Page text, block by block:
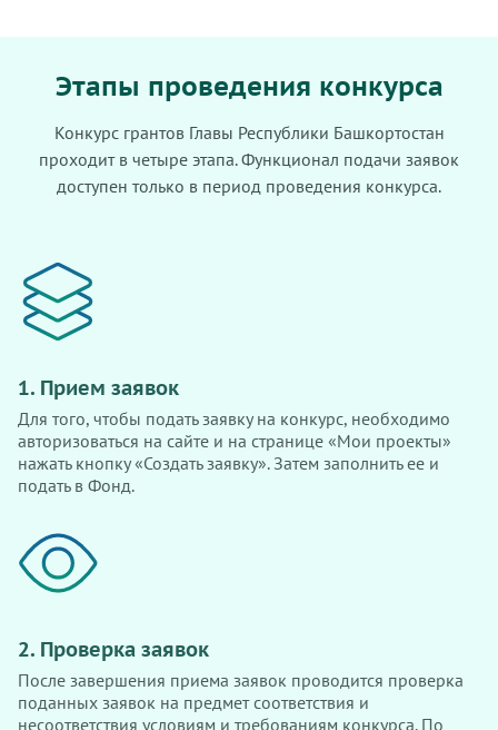
Этапы проведения конкурса
Конкурс грантов Главы Республики Башкортостан
проходит в четыре этапа. Функционал подачи заявок
доступен только в период проведения конкурса.
1. Прием заявок
Для того, чтобы подать заявку на конкурс, необходимо
авторизоваться на сайте и на странице «Мои проекты»
нажать кнопку «Создать заявку». Затем заполнить ее и
подать в Фонд.
2. Проверка заявок
После завершения приема заявок проводится проверка
поданных заявок на предмет соответствия и
несоответствия условиям и требованиям конкурса. По